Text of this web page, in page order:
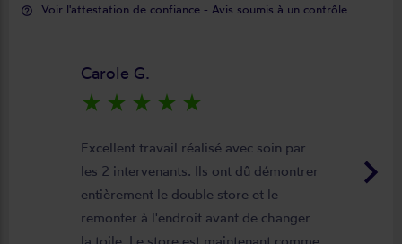
help_outline Voir l'attestation de confiance - Avis soumis à un contrôle
keyboard_arrow_right
Carole G.
star_rate star_rate star_rate star_rate star_rate
Excellent travail réalisé avec soin par
les 2 intervenants. Ils ont dû démontrer
entièrement le double store et le
remonter à l'endroit avant de changer